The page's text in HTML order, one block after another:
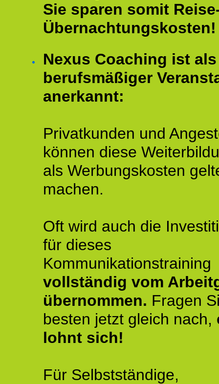
Sie sparen somit
Übernachtungskosten!
Nexus Coaching ist als
berufsmäßiger
anerkannt:
Privatkunden und
können diese
als Werbungskosten
machen.
Oft wird auch die
für dieses
Kommunikationstraining
vollständig vom
übernommen. Fragen
besten jetzt gleich nach,
lohnt sich!
Für Selbstständige,